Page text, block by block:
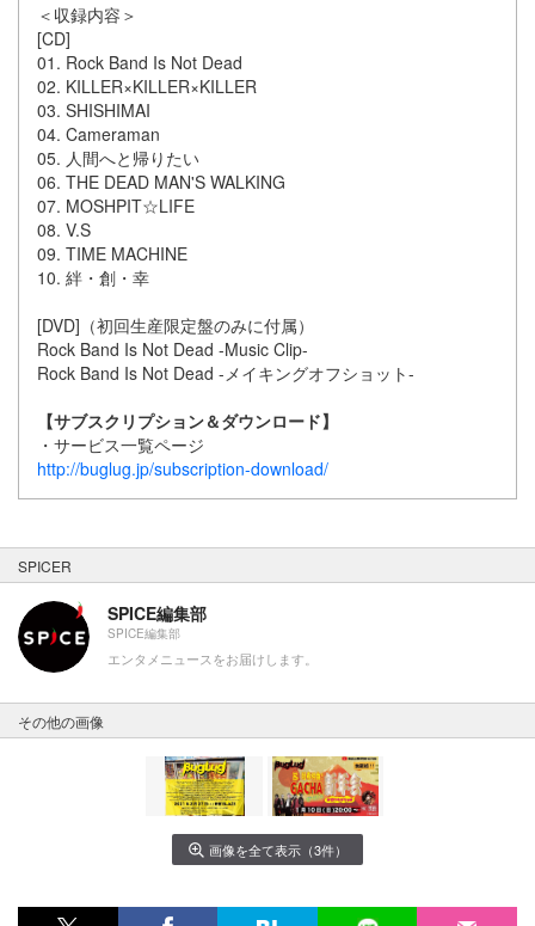
＜収録内容＞
[CD]
01. Rock Band Is Not Dead
02. KILLER×KILLER×KILLER
03. SHISHIMAI
04. Cameraman
05. 人間へと帰りたい
06. THE DEAD MAN'S WALKING
07. MOSHPIT☆LIFE
08. V.S
09. TIME MACHINE
10. 絆・創・幸
[DVD]（初回生産限定盤のみに付属）
Rock Band Is Not Dead -Music Clip-
Rock Band Is Not Dead -メイキングオフショット-
【サブスクリプション＆ダウンロード】
・サービス一覧ページ
http://buglug.jp/subscription-download/
SPICER
SPICE編集部
SPICE編集部
エンタメニュースをお届けします。
その他の画像
画像を全て表示（3件）